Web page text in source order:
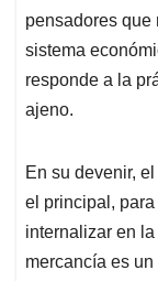
A
p
p
o
o
k
pensadores que
sistema
responde a la
ajeno.
En su devenir,
el principal,
internalizar en
mercancía es